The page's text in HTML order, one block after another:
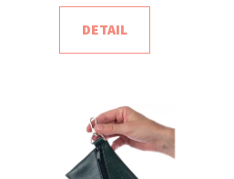
DETAIL